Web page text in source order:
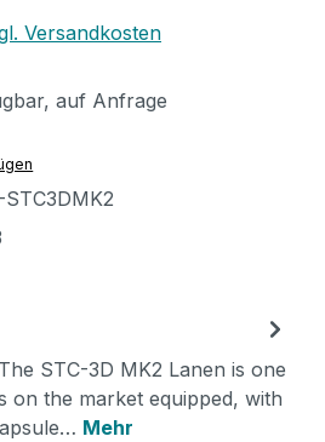
Versandkosten
auf Anfrage
STC3DMK2
STC-3D MK2 Lanen is one
on the market equipped, with
Mehr